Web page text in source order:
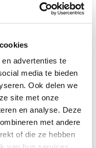
advertenties te
media te bieden
Ook delen we
site met onze
en analyse. Deze
met andere
of die ze hebben
€2,96
Neem contact op
je graag verder!